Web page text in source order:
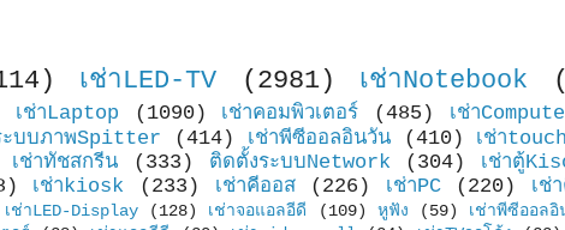
เช่าLED-TV (2981) เช่าNotebook
เช่าLaptop (1090) เช่าคอมพิวเตอร์ (485) เช่า
ะบบภาพSpitter (414) เช่าพีซีออลอินวัน (410) เช่า
เช่าทัชสกรีน (333) ติดตั้งระบบNetwork (304) เช่าตู้
เช่าkiosk (233) เช่าคีออส (226) เช่าPC (220) เช่
เช่าLED-Display (128) เช่าจอแอลอีดี (109) หูฟัง (59) เช่าพีซีออล